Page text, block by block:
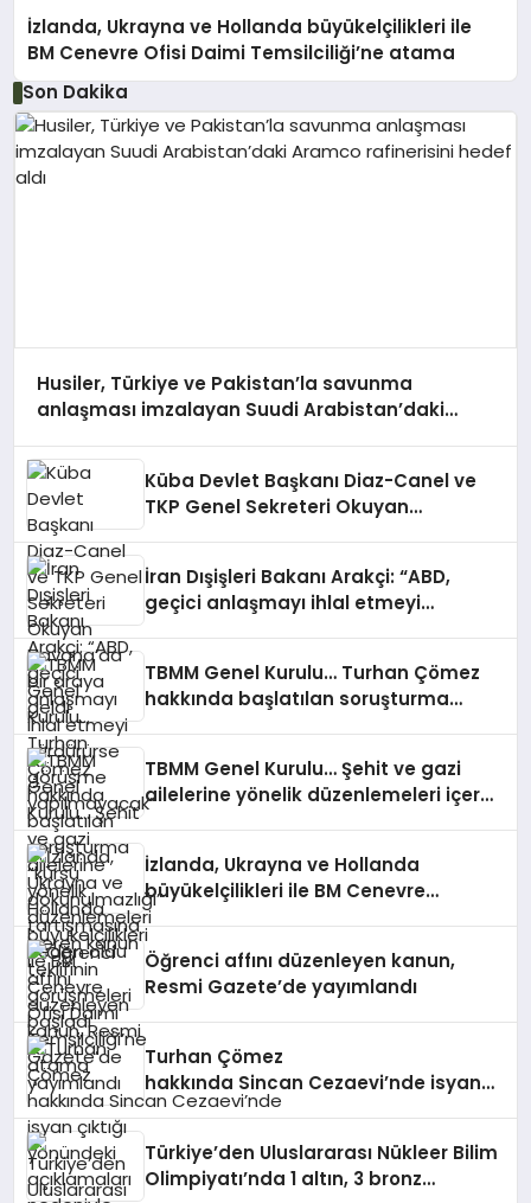
İzlanda, Ukrayna ve Hollanda büyükelçilikleri ile
BM Cenevre Ofisi Daimi Temsilciliği’ne atama
Son Dakika
Husiler, Türkiye ve Pakistan’la savunma
anlaşması imzalayan Suudi Arabistan’daki
Küba Devlet Başkanı Diaz-Canel ve
TKP Genel Sekreteri Okuyan
İran Dışişleri Bakanı Arakçi: “ABD,
geçici anlaşmayı ihlal etmeyi
TBMM Genel Kurulu… Turhan Çömez
hakkında başlatılan soruşturma
TBMM Genel Kurulu… Şehit ve gazi
ailelerine yönelik düzenlemeleri içeren
İzlanda, Ukrayna ve Hollanda
büyükelçilikleri ile BM Cenevre
Ofisi Daimi Temsilciliği’ne atama
Öğrenci affını düzenleyen kanun,
Resmi Gazete’de yayımlandı
Turhan Çömez
hakkında Sincan Cezaevi’nde isyan
çıktığı yönündeki açıklamaları
Türkiye’den Uluslararası Nükleer Bilim
Olimpiyatı’nda 1 altın, 3 bronz